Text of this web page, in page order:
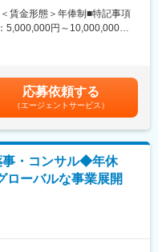
製造、流通まで、バイオ医薬
ストップソリューションを提
イオ医薬品の新しい治療の選
た薬事戦略の立案
）を横断したグローバル
リエゾン業務および規制動向
リジェンス対応
ではなく、社内メンバーと
。
賃金形態＞年俸制■特記事項
5,000,000円～10,000,000円
能性があります。月給(月額)は
応募依頼する
（エージェントサービス）
事・コンサル◆年休
ローバルな事業展開